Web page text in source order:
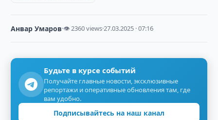
Анвар Умаров·👁 2360 views·27.03.2025 · 07:16
Будьте в курсе событий
Получайте главные новости, эксклюзивные
репортажи и оперативные обновления там, где
вам удобно.
Подписывайтесь на наш канал